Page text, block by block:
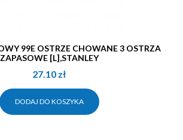
ZAPASOWE [L],STANLEY
27.10 zł
DODAJ DO KOSZYKA